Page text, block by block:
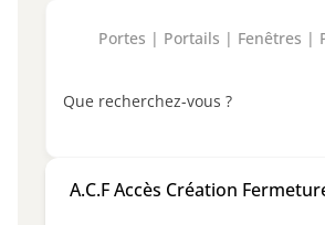
Portes | Portails | Fenêtres |
Que recherchez-vous ?
A.C.F Accès Création